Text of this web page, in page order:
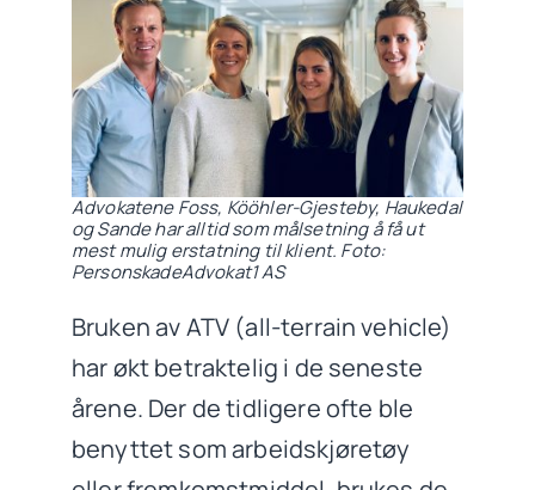
Advokatene Foss, Kööhler-Gjesteby, Haukedal
og Sande har alltid som målsetning å få ut
mest mulig erstatning til klient. Foto:
PersonskadeAdvokat1 AS
Bruken av ATV (all-terrain vehicle)
har økt betraktelig i de seneste
årene. Der de tidligere ofte ble
benyttet som arbeidskjøretøy